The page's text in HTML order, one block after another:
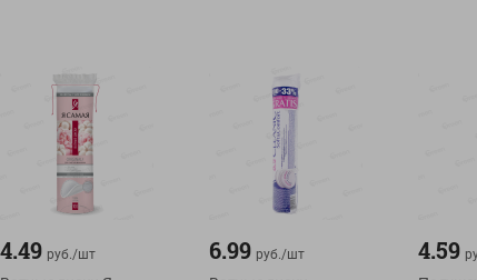
4.49 руб./шт 6.99 руб./шт 4.59